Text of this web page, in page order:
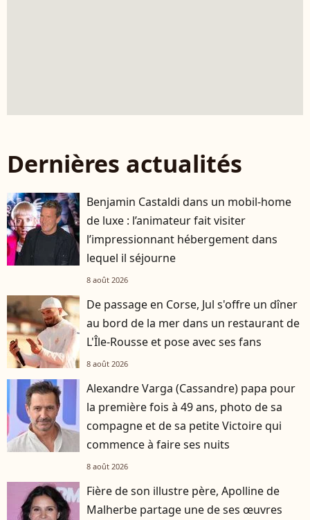
Dernières actualités
Benjamin Castaldi dans un mobil-home
de luxe : l’animateur fait visiter
l’impressionnant hébergement dans
lequel il séjourne
8 août 2026
De passage en Corse, Jul s'offre un dîner
au bord de la mer dans un restaurant de
L'Île-Rousse et pose avec ses fans
8 août 2026
Alexandre Varga (Cassandre) papa pour
la première fois à 49 ans, photo de sa
compagne et de sa petite Victoire qui
commence à faire ses nuits
8 août 2026
Fière de son illustre père, Apolline de
Malherbe partage une de ses œuvres